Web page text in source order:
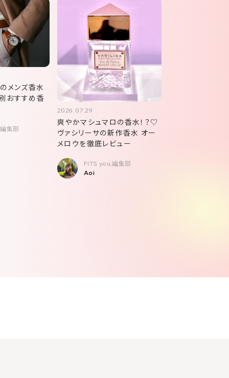
メンズ香水
おすすめ香
集部
2026.07.29
爽やかマシュマロの香水！？♡
ヴァシリーサの新作香水 オー
メロウを徹底レビュー
FITS you.編集部
Aoi